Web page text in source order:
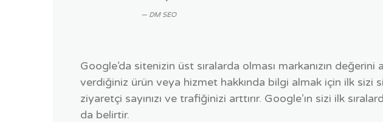
DM SEO
Google’da sitenizin üst sıralarda olması markanızın değerini
verdiğiniz ürün veya hizmet hakkında bilgi almak için ilk
ziyaretçi sayınızı ve trafiğinizi arttırır. Google’ın sizi ilk
da belirtir.